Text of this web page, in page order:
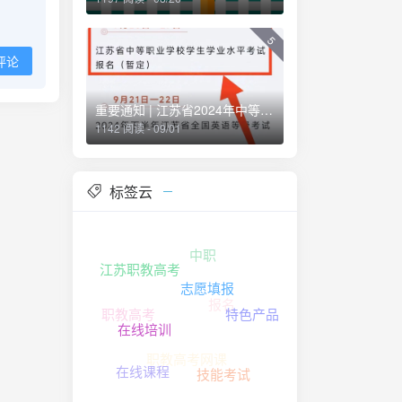
论
5
重要通知 | 江苏省2024年中等职业学校学生学业水平考试报名时间
1142 阅读 - 09/01
标签云
职教高考
江苏职教高考
中职
在线课程
在线培训
志愿填报
特色产品
技能考试